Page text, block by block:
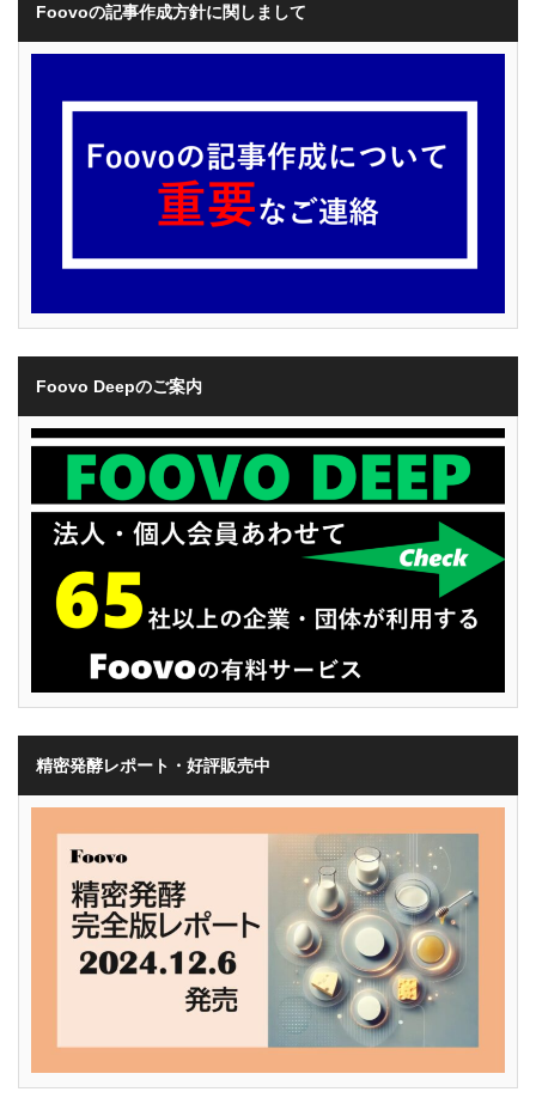
Foovoの記事作成方針に関しまして
Foovo Deepのご案内
精密発酵レポート・好評販売中